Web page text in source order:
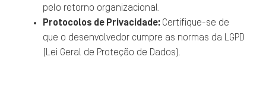
pelo retorno organizacional.
Protocolos de Privacidade: Certifique-se de
que o desenvolvedor cumpre as normas da LGPD
(Lei Geral de Proteção de Dados).